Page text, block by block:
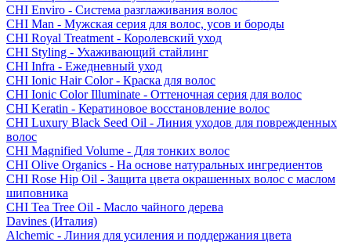
CHI Enviro - Система разглаживания волос
CHI Man - Мужская серия для волос, усов и бороды
CHI Royal Treatment - Королевский уход
CHI Styling - Ухаживающий стайлинг
CHI Infra - Ежедневный уход
CHI Ionic Hair Color - Краска для волос
CHI Ionic Color Illuminate - Оттеночная серия для волос
CHI Keratin - Кератиновое восстановление волос
CHI Luxury Black Seed Oil - Линия уходов для поврежденных
волос
CHI Magnified Volume - Для тонких волос
CHI Olive Organics - На основе натуральных ингредиентов
CHI Rose Hip Oil - Защита цвета окрашенных волос с маслом
шиповника
CHI Tea Tree Oil - Масло чайного дерева
Davines (Италия)
Alchemic - Линия для усиления и поддержания цвета